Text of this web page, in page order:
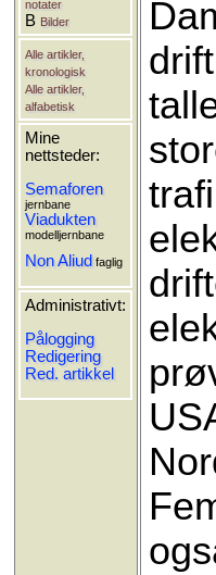
notater
B Bilder
Alle artikler,
kronologisk
Alle artikler,
alfabetisk
Mine
nettsteder:
Semaforen
jernbane
Viadukten
modelljernbane
Non Aliud faglig
Administrativt:
Pålogging
Redigering
Red. artikkel